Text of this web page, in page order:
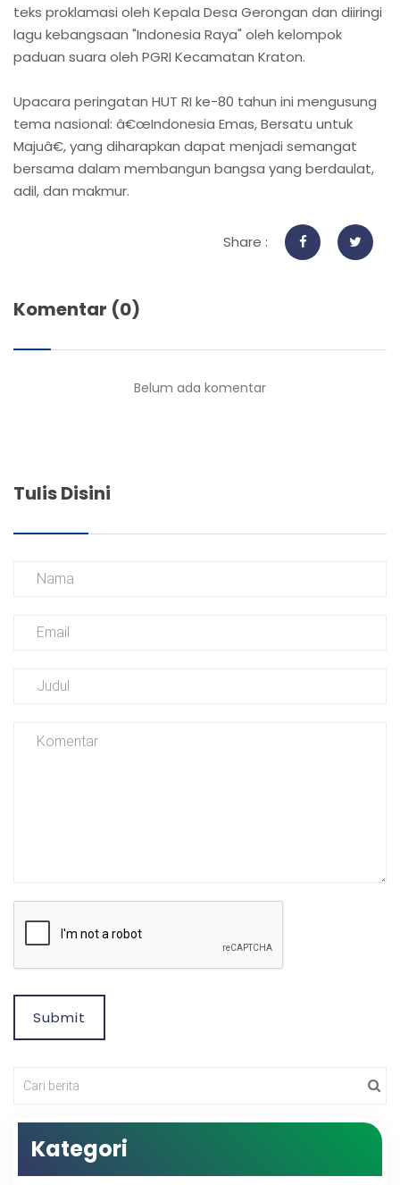
teks proklamasi oleh Kepala Desa Gerongan dan diiringi
lagu kebangsaan "Indonesia Raya" oleh kelompok
paduan suara oleh PGRI Kecamatan Kraton.
Upacara peringatan HUT RI ke-80 tahun ini mengusung
tema nasional: â€œIndonesia Emas, Bersatu untuk
Majuâ€, yang diharapkan dapat menjadi semangat
bersama dalam membangun bangsa yang berdaulat,
adil, dan makmur.
Share :
Komentar (0)
Belum ada komentar
Tulis Disini
Submit
Kategori